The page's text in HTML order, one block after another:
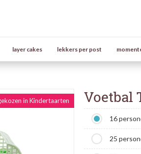
layer cakes lekkers per post
in Kindertaarten Voetbal
16
25